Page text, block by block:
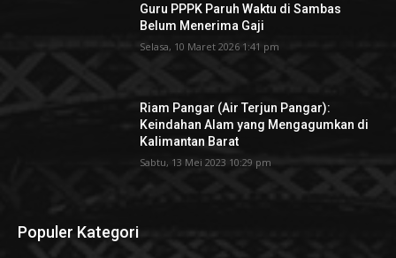
Guru PPPK Paruh Waktu di Sambas
Belum Menerima Gaji
Selasa, 10 Maret 2026 1:41 pm
Riam Pangar (Air Terjun Pangar):
Keindahan Alam yang Mengagumkan di
Kalimantan Barat
Sabtu, 13 Mei 2023 10:29 pm
Populer Kategori